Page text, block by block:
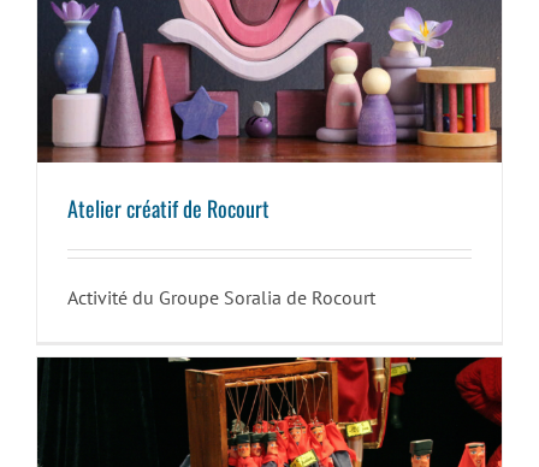
Atelier créatif de Rocourt
Atelier créatif de Rocourt
Activité du Groupe Soralia de Rocourt